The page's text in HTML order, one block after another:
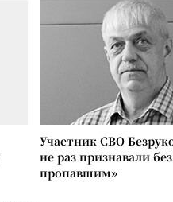
Участник СВО
не раз признавали
пропавшим»